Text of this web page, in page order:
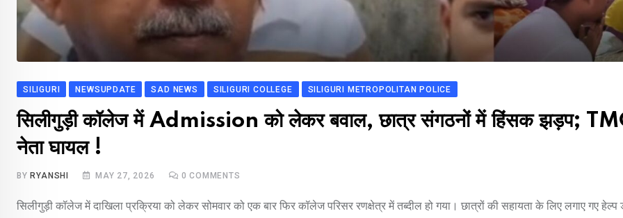
SILIGURI NEWSUPDATE SAD NEWS SILIGURI COLLEGE SILIGURI METROPOLITAN POLICE
सिलीगुड़ी कॉलेज में Admission को लेकर बवाल, छात्र संगठनों में हिंसक झड़प;
नेता घायल !
BY RYANSHI MAY 27, 2026 0 COMMENTS
सिलीगुड़ी कॉलेज में दाखिला प्रक्रिया को लेकर सोमवार को एक बार फिर कॉलेज परिसर रणक्षेत्र में तब्दील हो गया। छात्रों की सहायता के लिए लगाए गए